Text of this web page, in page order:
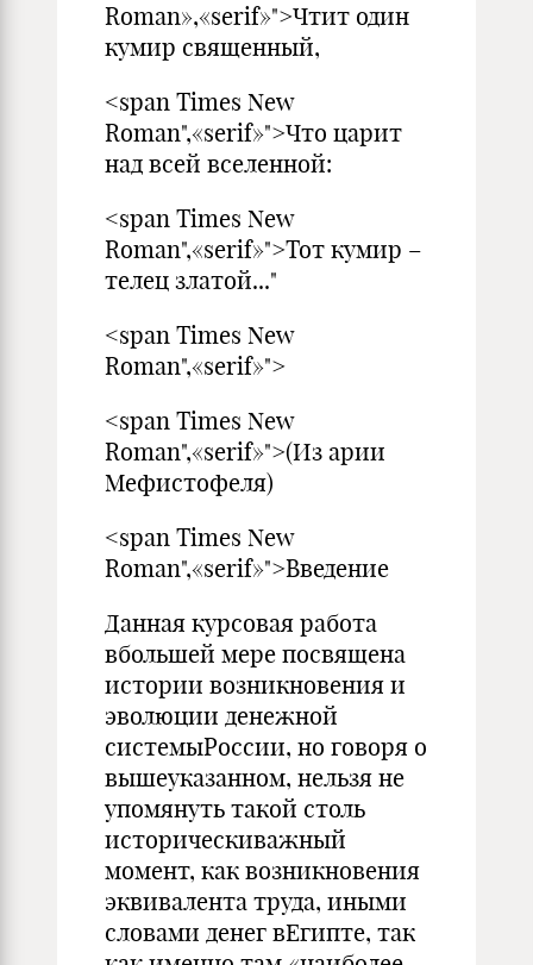
Roman»,«serif»">Чтит один
кумир священный,
<span Times New
Roman",«serif»">Что царит
над всей вселенной:
<span Times New
Roman",«serif»">Тот кумир –
телец златой..."
<span Times New
Roman",«serif»">
<span Times New
Roman",«serif»">(Из арии
Мефистофеля)
<span Times New
Roman",«serif»">Введение
Данная курсовая работа
вбольшей мере посвящена
истории возникновения и
эволюции денежной
системыРоссии, но говоря о
вышеуказанном, нельзя не
упомянуть такой столь
историческиважный
момент, как возникновения
эквивалента труда, иными
словами денег вЕгипте, так